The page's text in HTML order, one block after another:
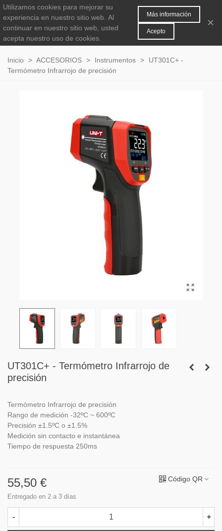
0
Inicio > ACCESORIOS > Instrumentos >
UT301C+ -
Termómetro Infrarrojo de precisión
UT301C+ - Termómetro Infrarrojo de
precisión
Termómetro Infrarrojo de precisión
Rango de medición -32ºC ~ 600ºC
Precisión ±1.5ºC o ±1.5%
Medición sin contacto e instantánea
Tiempo de respuesta 250ms
55,50 €
Entregado en 2 a 3 días
Código QR
- +
Utilizamos cookies para mejorar su
experiencia en nuestro sitio web. Al
continuar en nuestro sitio web, usted
acepta nuestro uso de cookies.
Más información
Acepto
×